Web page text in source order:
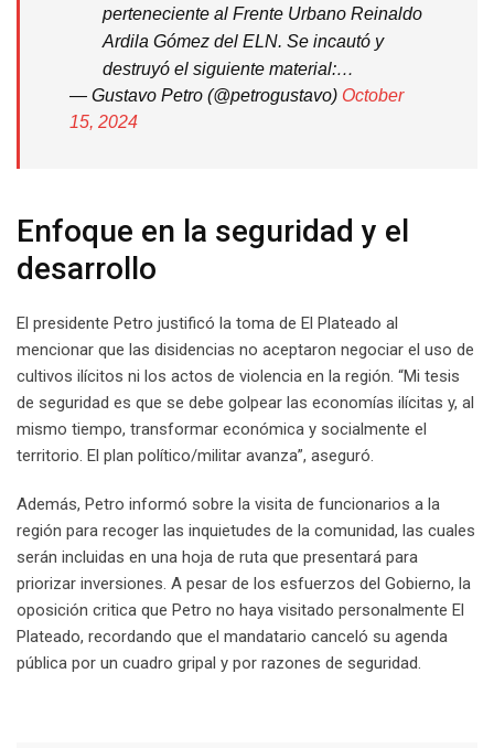
perteneciente al Frente Urbano Reinaldo
Ardila Gómez del ELN. Se incautó y
destruyó el siguiente material:…
— Gustavo Petro (@petrogustavo) October
15, 2024
Enfoque en la seguridad y el
desarrollo
El presidente Petro justificó la toma de El Plateado al
mencionar que las disidencias no aceptaron negociar el uso de
cultivos ilícitos ni los actos de violencia en la región. “Mi tesis
de seguridad es que se debe golpear las economías ilícitas y, al
mismo tiempo, transformar económica y socialmente el
territorio. El plan político/militar avanza”, aseguró.
Además, Petro informó sobre la visita de funcionarios a la
región para recoger las inquietudes de la comunidad, las cuales
serán incluidas en una hoja de ruta que presentará para
priorizar inversiones. A pesar de los esfuerzos del Gobierno, la
oposición critica que Petro no haya visitado personalmente El
Plateado, recordando que el mandatario canceló su agenda
pública por un cuadro gripal y por razones de seguridad.